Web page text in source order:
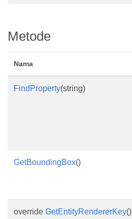
Metode
Nama
FindProperty(string)
GetBoundingBox()
override GetEntityRendererKey()